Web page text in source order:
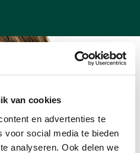
van cookies
en advertenties te
voor social media te bieden
analyseren. Ook delen we